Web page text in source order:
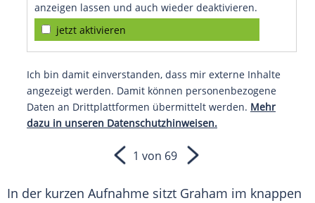
anzeigen lassen und auch wieder deaktivieren.
jetzt aktivieren
Ich bin damit einverstanden, dass mir externe Inhalte
angezeigt werden. Damit können personenbezogene
Daten an Drittplattformen übermittelt werden. Mehr
dazu in unseren Datenschutzhinweisen.
1 von 69
In der kurzen Aufnahme sitzt Graham im knappen